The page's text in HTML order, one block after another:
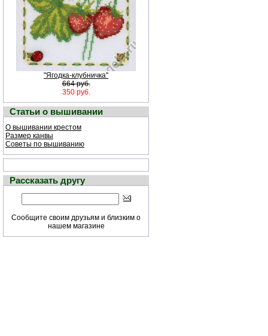
"Ягодка-клубничка"
664 руб.
350 руб.
Статьи о вышивании
О вышивании крестом
Размер канвы
Советы по вышиванию
Рассказать другу
Сообщите своим друзьям и близким о
нашем магазине